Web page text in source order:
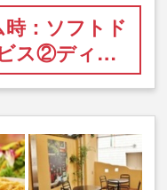
：ソフトド
ス②ディ…